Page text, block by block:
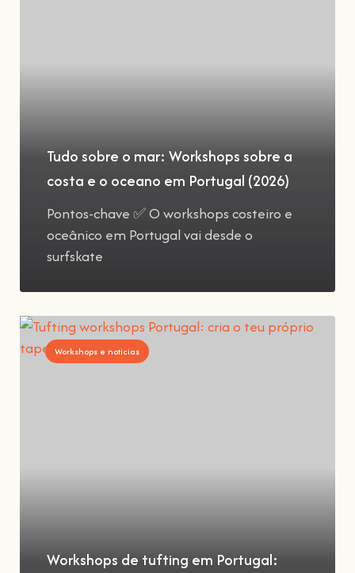
Tudo sobre o mar: Workshops sobre a
costa e o oceano em Portugal (2026)
Pontos-chave ✅ O workshops costeiro e
oceânico em Portugal vai desde o
surfskate
Workshops e notícias
Workshops de tufting em Portugal: